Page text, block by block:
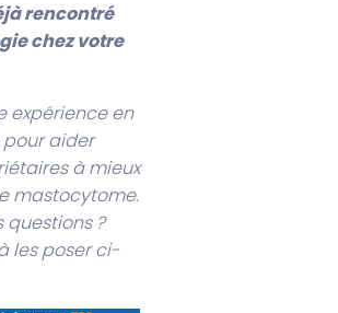
rencontré
chez votre
expérience en
aider
à mieux
mastocytome.
questions ?
les poser ci-